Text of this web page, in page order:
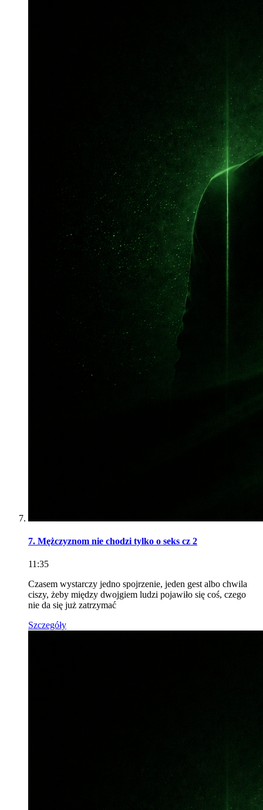
7. Mężczyznom nie chodzi tylko o seks cz 2
11:35
Czasem wystarczy jedno spojrzenie, jeden gest albo chwila
ciszy, żeby między dwojgiem ludzi pojawiło się coś, czego
nie da się już zatrzymać
Szczegóły